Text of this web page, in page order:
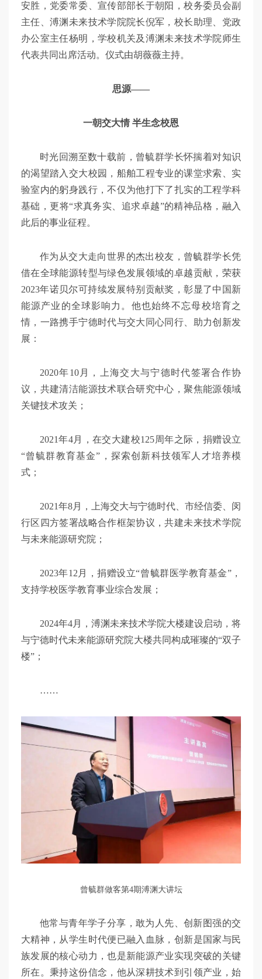
安胜，党委常委、宣传部部长于朝阳，校务委员会副
主任、溥渊未来技术学院院长倪军，校长助理、党政
办公室主任杨明，学校机关及溥渊未来技术学院师生
代表共同出席活动。仪式由胡薇薇主持。
思源——
一朝交大情 半生念校恩
时光回溯至数十载前，曾毓群学长怀揣着对知识
的渴望踏入交大校园，船舶工程专业的课堂求索、实
验室内的躬身践行，不仅为他打下了扎实的工程学科
基础，更将“求真务实、追求卓越”的精神品格，融入
此后的事业征程。
作为从交大走向世界的杰出校友，曾毓群学长凭
借在全球能源转型与绿色发展领域的卓越贡献，荣获
2023年诺贝尔可持续发展特别贡献奖，彰显了中国新
能源产业的全球影响力。他也始终不忘母校培育之
情，一路携手宁德时代与交大同心同行、助力创新发
展：
2020年10月，上海交大与宁德时代签署合作协
议，共建清洁能源技术联合研究中心，聚焦能源领域
关键技术攻关；
2021年4月，在交大建校125周年之际，捐赠设立
“曾毓群教育基金”，探索创新科技领军人才培养模
式；
2021年8月，上海交大与宁德时代、市经信委、闵
行区四方签署战略合作框架协议，共建未来技术学院
与未来能源研究院；
2023年12月，捐赠设立“曾毓群医学教育基金”，
支持学校医学教育事业综合发展；
2024年4月，溥渊未来技术学院大楼建设启动，将
与宁德时代未来能源研究院大楼共同构成璀璨的“双子
楼”；
……
曾毓群做客第4期溥渊大讲坛
他常与青年学子分享，敢为人先、创新图强的交
大精神，从学生时代便已融入血脉，创新是国家与民
族发展的核心动力，也是新能源产业实现突破的关键
所在。秉持这份信念，他从深耕技术到引领产业，始